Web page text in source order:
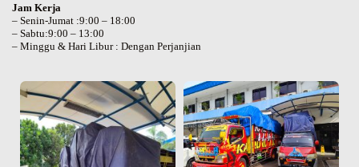
Jam Kerja
– Senin-Jumat :9:00 – 18:00
– Sabtu:9:00 – 13:00
– Minggu & Hari Libur : Dengan Perjanjian